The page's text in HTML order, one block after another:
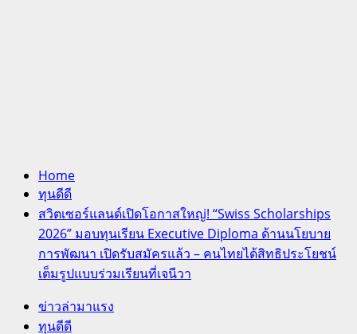
Home
ทุนดีดี
สวิตเซอร์แลนด์เปิดโอกาสใหญ่! “Swiss Scholarships
2026” มอบทุนเรียน Executive Diploma ด้านนโยบาย
การพัฒนา เปิดรับสมัครแล้ว – คนไทยได้สิทธิประโยชน์
เต็มรูปแบบร่วมเรียนที่เจนีวา
ข่าวล่ามาแรง
ทุนดีดี